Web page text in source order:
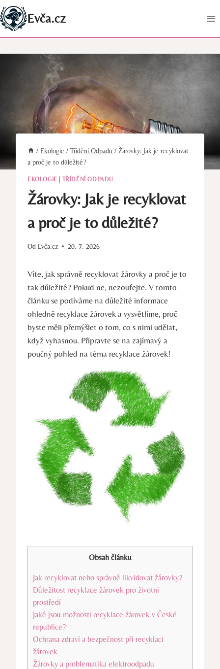
Přeskočit
na
obsah
Evča.cz
/ Ekologie / Třídění Odpadu / Žárovky: Jak je recyklovat
a proč je to důležité?
EKOLOGIE TŘÍDĚNÍ ODPADU
Žárovky: Jak je recyklovat
a proč je to důležité?
Od Evča.cz 20. 7. 2026
Víte, jak správně recyklovat žárovky a proč je to
tak důležité? Pokud ne, nezoufejte. V tomto
článku se podíváme na důležité informace
ohledně recyklace žárovek a vysvětlíme, proč
byste měli přemýšlet o tom, co s nimi udělat,
když vyhasnou. Připravte se na zajímavý a
poučný pohled na téma recyklace žárovek!
Obsah článku
Jak recyklovat nebo správně likvidovat žárovky?
Důležitost recyklace žárovek pro životní
prostředí
Jaké jsou možnosti recyklace žárovek v České
republice?
Ochrana zdraví a bezpečnost při recyklaci
žárovek
Žárovky a problematika elektroodpadu